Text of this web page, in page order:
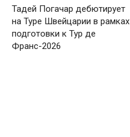
Тадей Погачар дебютирует
на Туре Швейцарии в рамках
подготовки к Тур де
Франс-2026